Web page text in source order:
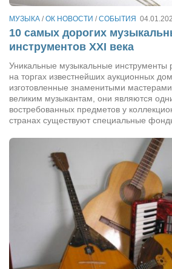
Барды
Владимир Айзенберг
Ольга Козаченко
Оксана Скоробагатская
Александра Скорук
Евгений Полюхович
Ольга Чикина
Бизнес-партнёры
Здоровье
Врач
Косметологическое
городская
МУЗЫКА /ОК НОВОСТИ /СОБЫТИЯ
10 самых дорогих
инструментов XXI века
Уникальные музыкальные инструменты
на торгах известнейших аукционных
изготовленные знаменитыми
великим музыкантам, они являются
востребованных предметов у
странах существуют специальные